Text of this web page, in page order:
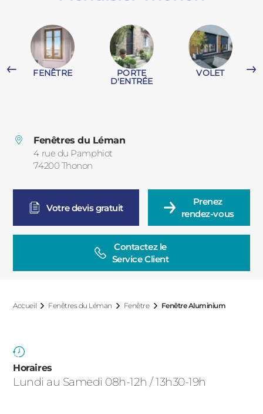
FENÊTRE PORTE
D'ENTRÉE
VOLET
Fenêtres du Léman
4 rue du Pamphiot
74200 Thonon
Votre devis gratuit
Prenez
rendez-vous
Contactez le
Service Client
Accueil Fenêtres du Léman Fenêtre Fenêtre Aluminium
Horaires
Lundi au Samedi 08h-12h / 13h30-19h
PVC
ACIER
CARPORTS
CLÔTURES